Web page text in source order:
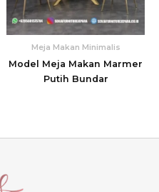
Meja Makan Minimalis
Model Meja Makan Marmer
Putih Bundar